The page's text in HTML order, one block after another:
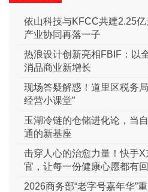
依山科技与KFCC共建2.25
产业协同再落一子
热浪设计创新亮相FBIF：以
消品商业新增长
现场答疑解惑！道里区税务
经营小课堂”
玉湖冷链的仓储进化论，当
通的新基座
击穿人心的治愈力量！快手
官，让每一份健康心愿都有
2026商务部“老字号嘉年华”